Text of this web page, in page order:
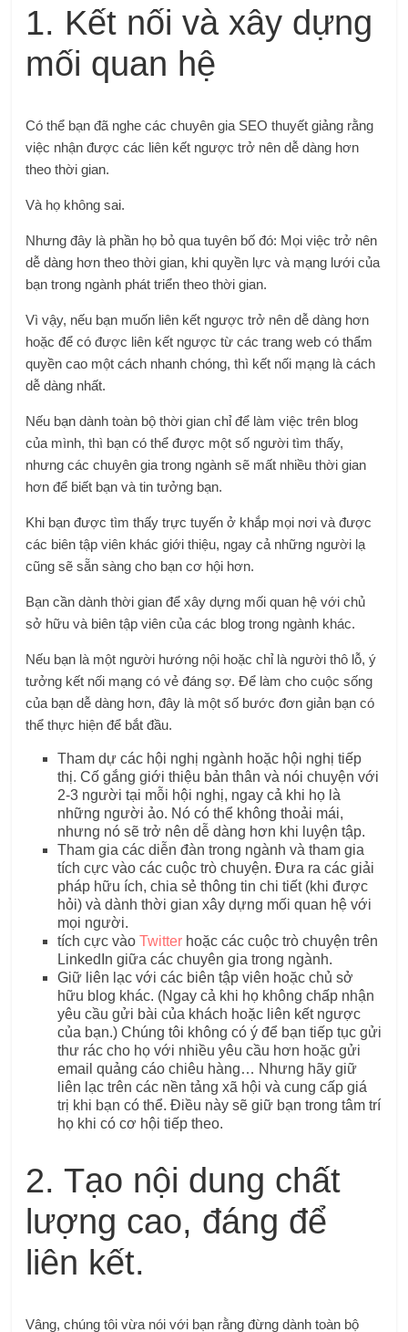
1. Kết nối và xây dựng
mối quan hệ
Có thể bạn đã nghe các chuyên gia SEO thuyết giảng rằng
việc nhận được các liên kết ngược trở nên dễ dàng hơn
theo thời gian.
Và họ không sai.
Nhưng đây là phần họ bỏ qua tuyên bố đó: Mọi việc trở nên
dễ dàng hơn theo thời gian, khi quyền lực và mạng lưới của
bạn trong ngành phát triển theo thời gian.
Vì vậy, nếu bạn muốn liên kết ngược trở nên dễ dàng hơn
hoặc để có được liên kết ngược từ các trang web có thẩm
quyền cao một cách nhanh chóng, thì kết nối mạng là cách
dễ dàng nhất.
Nếu bạn dành toàn bộ thời gian chỉ để làm việc trên blog
của mình, thì bạn có thể được một số người tìm thấy,
nhưng các chuyên gia trong ngành sẽ mất nhiều thời gian
hơn để biết bạn và tin tưởng bạn.
Khi bạn được tìm thấy trực tuyến ở khắp mọi nơi và được
các biên tập viên khác giới thiệu, ngay cả những người lạ
cũng sẽ sẵn sàng cho bạn cơ hội hơn.
Bạn cần dành thời gian để xây dựng mối quan hệ với chủ
sở hữu và biên tập viên của các blog trong ngành khác.
Nếu bạn là một người hướng nội hoặc chỉ là người thô lỗ, ý
tưởng kết nối mạng có vẻ đáng sợ. Để làm cho cuộc sống
của bạn dễ dàng hơn, đây là một số bước đơn giản bạn có
thể thực hiện để bắt đầu.
Tham dự các hội nghị ngành hoặc hội nghị tiếp
thị. Cố gắng giới thiệu bản thân và nói chuyện với
2-3 người tại mỗi hội nghị, ngay cả khi họ là
những người ảo. Nó có thể không thoải mái,
nhưng nó sẽ trở nên dễ dàng hơn khi luyện tập.
Tham gia các diễn đàn trong ngành và tham gia
tích cực vào các cuộc trò chuyện. Đưa ra các giải
pháp hữu ích, chia sẻ thông tin chi tiết (khi được
hỏi) và dành thời gian xây dựng mối quan hệ với
mọi người.
tích cực vàoTwitter hoặc các cuộc trò chuyện trên
LinkedIn giữa các chuyên gia trong ngành.
Giữ liên lạc với các biên tập viên hoặc chủ sở
hữu blog khác. (Ngay cả khi họ không chấp nhận
yêu cầu gửi bài của khách hoặc liên kết ngược
của bạn.) Chúng tôi không có ý để bạn tiếp tục gửi
thư rác cho họ với nhiều yêu cầu hơn hoặc gửi
email quảng cáo chiêu hàng… Nhưng hãy giữ
liên lạc trên các nền tảng xã hội và cung cấp giá
trị khi bạn có thể. Điều này sẽ giữ bạn trong tâm trí
họ khi có cơ hội tiếp theo.
2. Tạo nội dung chất
lượng cao, đáng để
liên kết.
Vâng, chúng tôi vừa nói với bạn rằng đừng dành toàn bộ